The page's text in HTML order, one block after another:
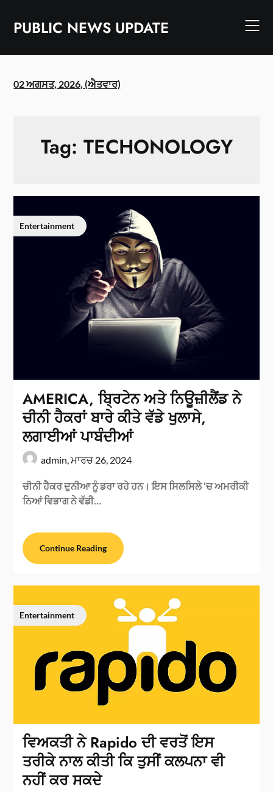
contentPUBLIC NEWS UPDATE
02 ਅਗਸਤ, 2026, (ਐਤਵਾਰ)
Tag: TECHONOLOGY
Entertainment
AMERICA, ਬ੍ਰਿਟੇਨ ਅਤੇ ਨਿਊਜ਼ੀਲੈਂਡ ਨੇ
ਚੀਨੀ ਹੈਕਰਾਂ ਬਾਰੇ ਕੀਤੇ ਵੱਡੇ ਖੁਲਾਸੇ,
ਲਗਾਈਆਂ ਪਾਬੰਦੀਆਂ
admin,ਮਾਰਚ 26, 2024
ਚੀਨੀ ਹੈਕਰ ਦੁਨੀਆ ਨੂੰ ਡਰਾ ਰਹੇ ਹਨ। ਇਸ ਸਿਲਸਿਲੇ ‘ਚ ਅਮਰੀਕੀ
ਨਿਆਂ ਵਿਭਾਗ ਨੇ ਵੱਡੀ…
Continue Reading
Entertainment
ਵਿਅਕਤੀ ਨੇ Rapido ਦੀ ਵਰਤੋਂ ਇਸ
ਤਰੀਕੇ ਨਾਲ ਕੀਤੀ ਕਿ ਤੁਸੀਂ ਕਲਪਨਾ ਵੀ
ਨਹੀਂ ਕਰ ਸਕਦੇ